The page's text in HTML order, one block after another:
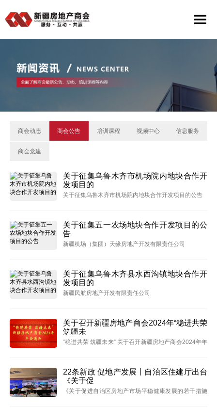
商会动态 商会公告 培训课程 视频中心 信息服务
商会党建
关于征集乌鲁木齐市机场院内地块合作开
发项目的
关于征集乌鲁木齐市机场院内地块合作开发项目的公告
关于征集五一农场地块合作开发项目的公
告
新疆机场（集团）天缘房地产开发有限责任公司
关于征集乌鲁木齐县水西沟镇地块合作开
发项目的
新疆民航房地产开发有限责任公司
关于召开新疆房地产商会2024年“稳进共荣
筑疆未
“稳进共荣 筑疆未来” 关于召开新疆房地产商会2024年年
22条新政 促地产发展丨自治区住建厅出台
《关于促
《关于促进自治区房地产市场平稳健康发展的若干措施